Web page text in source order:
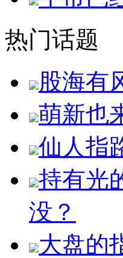
热门话题
股海有
萌新也
仙人指
持有光
没？
大盘的